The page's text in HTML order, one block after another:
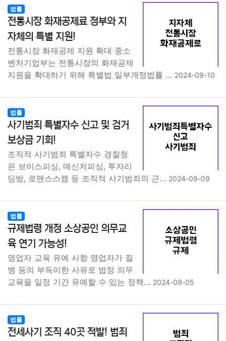
종교 사회 정치 건강 의료 경제 마케팅
부동산 외국어 교육 교통 생활 기타
법률
전통시장 화재공제료 정부와 지
자체의 특별 지원!
전통시장 화재공제 지원 확대 중소
벤처기업부는 전통시장의 화재공제
지원을 확대하기 위해 특별법 일부개정법률 … 2024-09-10
법률
사기범죄 특별자수 신고 및 검거
보상금 기회!
조직적 사기범죄 특별자수 경찰청
은 보이스피싱, 메신저피싱, 투자리
딩방, 로맨스스캠 등 조직적 사기범죄의 근… 2024-09-09
법률
규제법령 개정 소상공인 의무교
육 연기 가능성!
영업자 교육 유예 사항 영업자가 질
병 등의 부득이한 사유로 법정 의무
교육을 일정 기간 유예할 수 있는 정책… 2024-09-05
법률
전세사기 조직 40곳 적발! 범죄